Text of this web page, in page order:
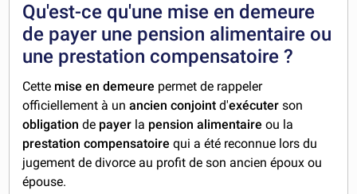
Qu'est-ce qu'une mise en demeure
de payer une pension alimentaire ou
une prestation compensatoire ?
Cette mise en demeure permet de rappeler
officiellement à un ancien conjointd'exécuter son
obligation de payer la pension alimentaire ou la
prestation compensatoire qui a été reconnue lors du
jugement de divorce au profit de son ancien époux ou
épouse.